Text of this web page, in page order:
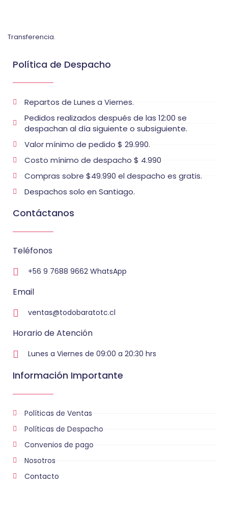
Transferencia.
Política de Despacho
Repartos de Lunes a Viernes.
Pedidos realizados después de las 12:00 se
despachan al día siguiente o subsiguiente.
Valor mínimo de pedido $ 29.990.
Costo mínimo de despacho $ 4.990
Compras sobre $49.990 el despacho es gratis.
Despachos solo en Santiago.
Contáctanos
Teléfonos
+56 9 7688 9662 WhatsApp
Email
ventas@todobaratotc.cl
Horario de Atención
Lunes a Viernes de 09:00 a 20:30 hrs
Información Importante
Políticas de Ventas
Políticas de Despacho
Convenios de pago
Nosotros
Contacto